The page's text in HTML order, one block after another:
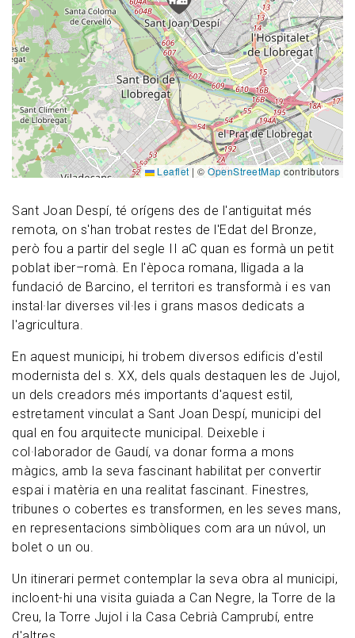
Sant Joan Despí, té orígens des de l'antiguitat més
remota, on s'han trobat restes de l'Edat del Bronze,
però fou a partir del segle II aC quan es formà un petit
poblat iber–romà. En l'època romana, lligada a la
fundació de Barcino, el territori es transformà i es van
instal·lar diverses vil·les i grans masos dedicats a
l'agricultura.
En aquest municipi, hi trobem diversos edificis d'estil
modernista del s. XX, dels quals destaquen les de Jujol,
un dels creadors més importants d'aquest estil,
estretament vinculat a Sant Joan Despí, municipi del
qual en fou arquitecte municipal. Deixeble i
col·laborador de Gaudí, va donar forma a mons
màgics, amb la seva fascinant habilitat per convertir
espai i matèria en una realitat fascinant. Finestres,
tribunes o cobertes es transformen, en les seves mans,
en representacions simbòliques com ara un núvol, un
bolet o un ou.
Un itinerari permet contemplar la seva obra al municipi,
incloent-hi una visita guiada a Can Negre, la Torre de la
Creu, la Torre Jujol i la Casa Cebrià Camprubí, entre
Leaflet | © OpenStreetMap contributors